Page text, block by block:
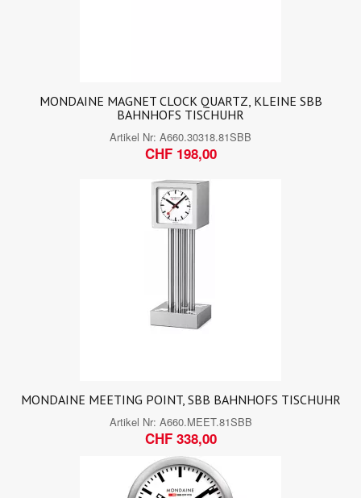
MONDAINE MAGNET CLOCK QUARTZ, KLEINE SBB
BAHNHOFS TISCHUHR
Artikel Nr: A660.30318.81SBB
CHF 198,00
MONDAINE MEETING POINT, SBB BAHNHOFS TISCHUHR
Artikel Nr: A660.MEET.81SBB
CHF 338,00